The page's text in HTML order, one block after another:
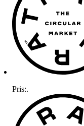
Pris:.